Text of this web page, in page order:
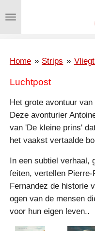
direct
hoofdinhoud
Home » Strips »
Luchtpost
Het grote avontuur
Deze avonturier
van 'De kleine prins'
het vaakst vertaalde
In een subtiel verhaal,
feiten, vertellen
Fernandez de historie
ogen van de mensen
voor hun eigen leven..